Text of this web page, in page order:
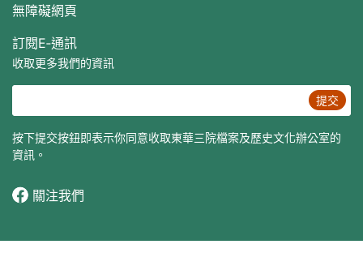
無障礙網頁
訂閱E‐通訊
收取更多我們的資訊
提交
按下提交按鈕即表示你同意收取東華三院檔案及歷史文化辦公室的
資訊。
關注我們